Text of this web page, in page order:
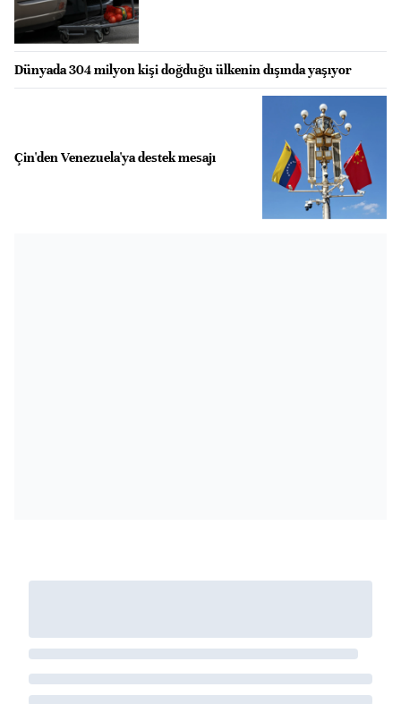
Dünyada 304 milyon kişi doğduğu ülkenin dışında yaşıyor
Çin'den Venezuela'ya destek mesajı